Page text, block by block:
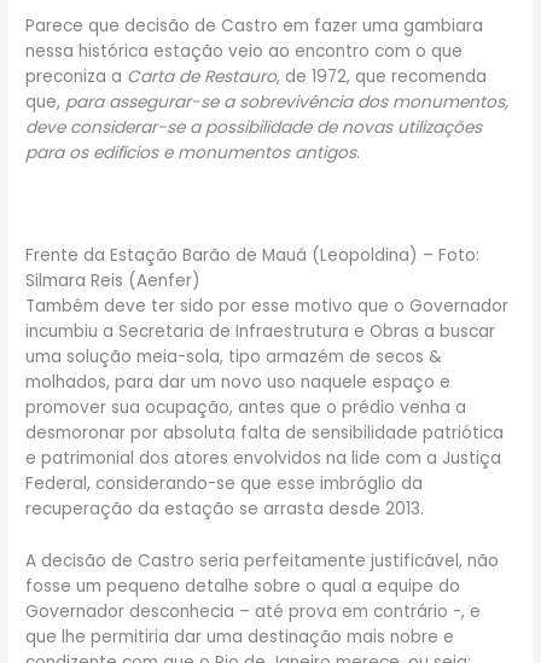
Parece que decisão de Castro em fazer uma gambiara
nessa histórica estação veio ao encontro com o que
preconiza a Carta de Restauro, de 1972, que recomenda
que, para assegurar-se a sobrevivência dos monumentos,
deve considerar-se a possibilidade de novas utilizações
para os edifícios e monumentos antigos.
Frente da Estação Barão de Mauá (Leopoldina) – Foto:
Silmara Reis (Aenfer)
Também deve ter sido por esse motivo que o Governador
incumbiu a Secretaria de Infraestrutura e Obras a buscar
uma solução meia-sola, tipo armazém de secos &
molhados, para dar um novo uso naquele espaço e
promover sua ocupação, antes que o prédio venha a
desmoronar por absoluta falta de sensibilidade patriótica
e patrimonial dos atores envolvidos na lide com a Justiça
Federal, considerando-se que esse imbróglio da
recuperação da estação se arrasta desde 2013.
A decisão de Castro seria perfeitamente justificável, não
fosse um pequeno detalhe sobre o qual a equipe do
Governador desconhecia – até prova em contrário -, e
que lhe permitiria dar uma destinação mais nobre e